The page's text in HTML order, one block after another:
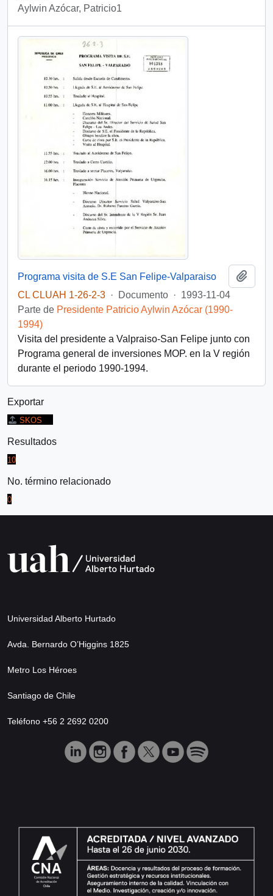
Aylwin Azócar, Patricio1
Programa visita de S.E San Felipe-Valparaiso
CL CLUAH 1-26-2-3 · Documento · 1993-11-04
Parte de Presidente Patricio Aylwin Azócar (1990-
1994)
Visita del presidente a Valpraiso-San Felipe junto con
Programa general de inversiones MOP. en la V región
durante el periodo 1990-1994.
Exportar
SKOS
Resultados
10
No. término relacionado
0
Universidad Alberto Hurtado
Avda. Bernardo O’Higgins 1825
Metro Los Héroes
Santiago de Chile
Teléfono +56 2 2692 0200